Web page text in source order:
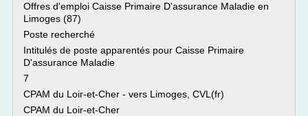
Offres d'emploi Caisse Primaire D'assurance Maladie en
Limoges (87)
Poste recherché
Intitulés de poste apparentés pour Caisse Primaire
D'assurance Maladie
7
CPAM du Loir-et-Cher - vers Limoges, CVL(fr)
CPAM du Loir-et-Cher